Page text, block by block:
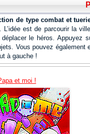
de type combat et
L’idée est de parcourir la
déplacer le héros.
Vous pouvez
à gauche !
et moi !